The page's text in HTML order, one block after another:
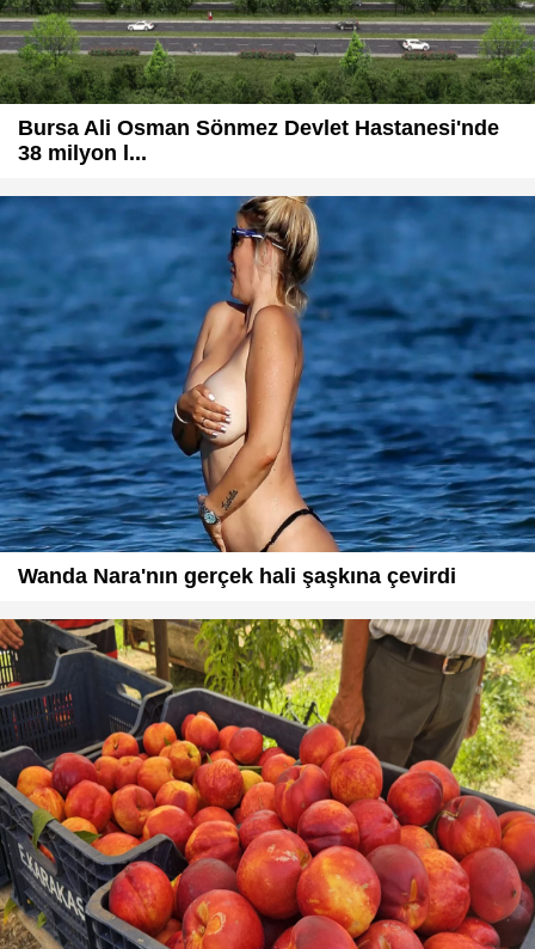
Bursa Ali Osman Sönmez Devlet Hastanesi'nde
38 milyon l...
Wanda Nara'nın gerçek hali şaşkına çevirdi